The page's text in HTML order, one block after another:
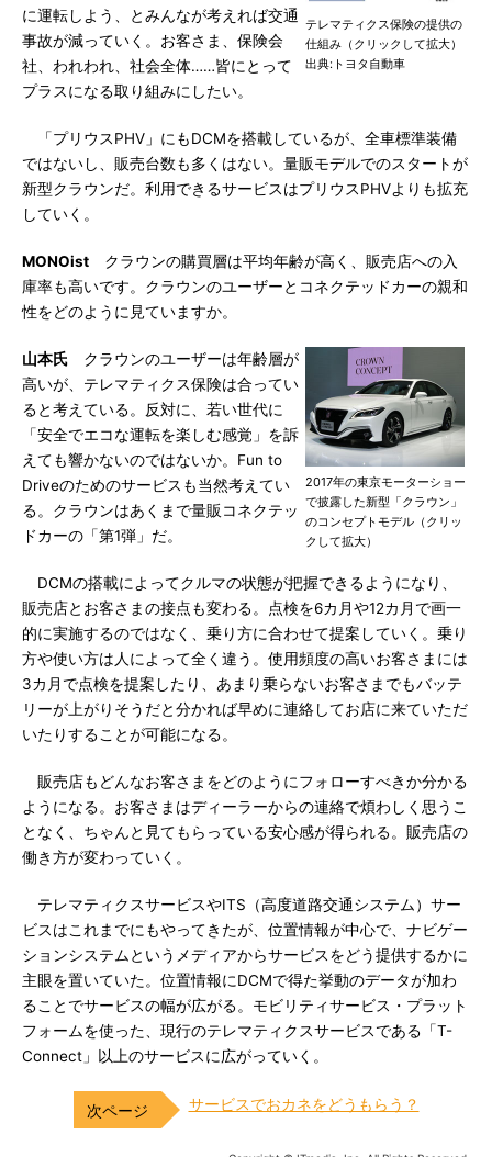
テレマティクス保険の提供の
仕組み（クリックして拡大）
出典:トヨタ自動車
に運転しよう、とみんなが考えれば交通
事故が減っていく。お客さま、保険会
社、われわれ、社会全体……皆にとって
プラスになる取り組みにしたい。
「プリウスPHV」にもDCMを搭載しているが、全車標準装備
ではないし、販売台数も多くはない。量販モデルでのスタートが
新型クラウンだ。利用できるサービスはプリウスPHVよりも拡充
していく。
MONOist クラウンの購買層は平均年齢が高く、販売店への入
庫率も高いです。クラウンのユーザーとコネクテッドカーの親和
性をどのように見ていますか。
2017年の東京モーターショー
で披露した新型「クラウン」
のコンセプトモデル（クリッ
クして拡大）
山本氏 クラウンのユーザーは年齢層が
高いが、テレマティクス保険は合ってい
ると考えている。反対に、若い世代に
「安全でエコな運転を楽しむ感覚」を訴
えても響かないのではないか。Fun to
Driveのためのサービスも当然考えてい
る。クラウンはあくまで量販コネクテッ
ドカーの「第1弾」だ。
DCMの搭載によってクルマの状態が把握できるようになり、
販売店とお客さまの接点も変わる。点検を6カ月や12カ月で画一
的に実施するのではなく、乗り方に合わせて提案していく。乗り
方や使い方は人によって全く違う。使用頻度の高いお客さまには
3カ月で点検を提案したり、あまり乗らないお客さまでもバッテ
リーが上がりそうだと分かれば早めに連絡してお店に来ていただ
いたりすることが可能になる。
販売店もどんなお客さまをどのようにフォローすべきか分かる
ようになる。お客さまはディーラーからの連絡で煩わしく思うこ
となく、ちゃんと見てもらっている安心感が得られる。販売店の
働き方が変わっていく。
テレマティクスサービスやITS（高度道路交通システム）サー
ビスはこれまでにもやってきたが、位置情報が中心で、ナビゲー
ションシステムというメディアからサービスをどう提供するかに
主眼を置いていた。位置情報にDCMで得た挙動のデータが加わ
ることでサービスの幅が広がる。モビリティサービス・プラット
フォームを使った、現行のテレマティクスサービスである「T-
Connect」以上のサービスに広がっていく。
サービスでおカネをどうもらう？